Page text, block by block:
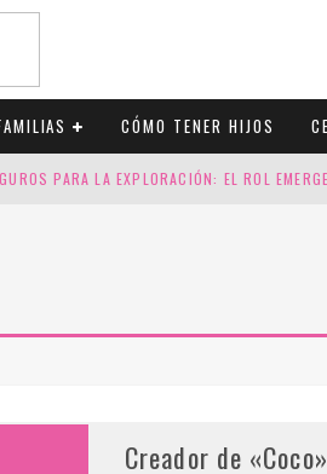
CÓMO TENER HIJOS
PARA LA EXPLORACIÓN: EL ROL
EL ORGULLO CON CUATRO SELLOS QUE
Creador de